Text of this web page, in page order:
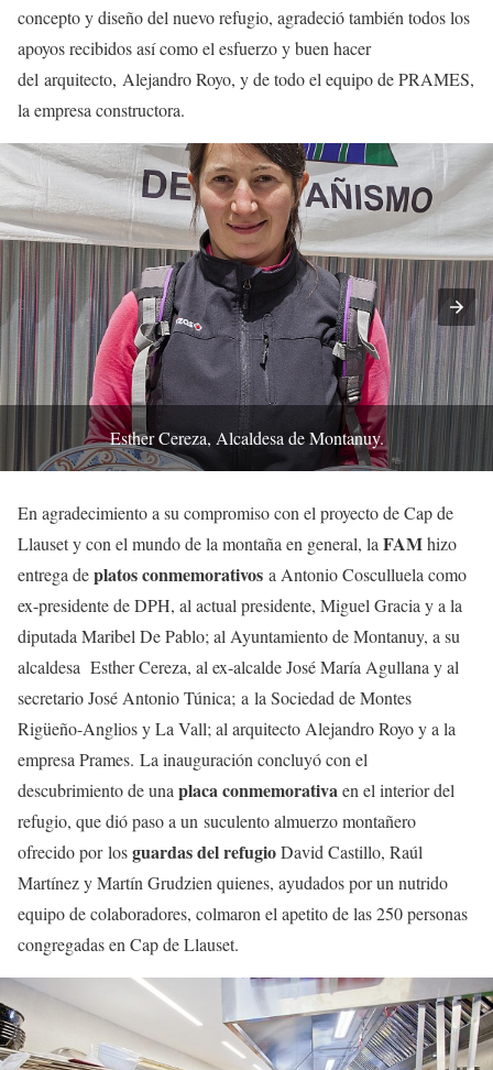
concepto y diseño del nuevo refugio, agradeció también todos los
apoyos recibidos así como el esfuerzo y buen hacer
del arquitecto, Alejandro Royo, y de todo el equipo de PRAMES,
la empresa constructora.
Esther Cereza, Alcaldesa de Montanuy.
En agradecimiento a su compromiso con el proyecto de Cap de
Llauset y con el mundo de la montaña en general, laFAMhizo
entrega deplatos conmemorativos a Antonio Cosculluela como
ex-presidente de DPH, al actual presidente, Miguel Gracia y a la
diputada Maribel De Pablo; al Ayuntamiento de Montanuy, a su
alcaldesa Esther Cereza, al ex-alcalde José María Agullana y al
secretario José Antonio Túnica; a la Sociedad de Montes
Rigüeño-Anglios y La Vall; al arquitecto Alejandro Royo y a la
empresa Prames. La inauguración concluyó con el
descubrimiento de unaplaca conmemorativaen el interior del
refugio, que dió paso a un suculento almuerzo montañero
ofrecido por losguardas del refugioDavid Castillo, Raúl
Martínez y Martín Grudzien quienes, ayudados por un nutrido
equipo de colaboradores, colmaron el apetito de las 250 personas
congregadas en Cap de Llauset.